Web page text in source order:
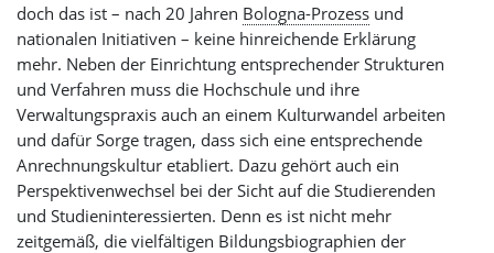
doch das ist – nach 20 Jahren Bologna-Prozess und
nationalen Initiativen – keine hinreichende Erklärung
mehr. Neben der Einrichtung entsprechender Strukturen
und Verfahren muss die Hochschule und ihre
Verwaltungspraxis auch an einem Kulturwandel arbeiten
und dafür Sorge tragen, dass sich eine entsprechende
Anrechnungskultur etabliert. Dazu gehört auch ein
Perspektivenwechsel bei der Sicht auf die Studierenden
und Studieninteressierten. Denn es ist nicht mehr
zeitgemäß, die vielfältigen Bildungsbiographien der